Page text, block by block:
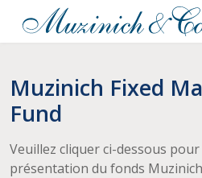
Muzinich Fixed
Fund
Veuillez cliquer ci-dessous
présentation du fonds